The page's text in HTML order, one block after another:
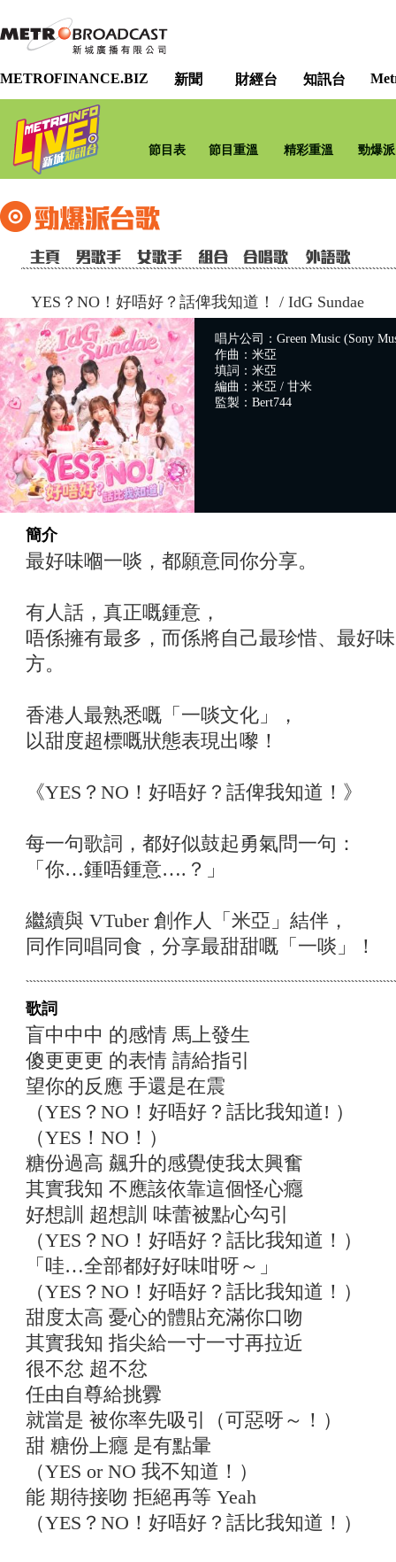
METROFINANCE.BIZ 新聞 財經台 知訊台
節目表 節目重溫 精彩重溫 勁爆
YES？NO！好唔好？話俾我知道！ / IdG Sundae
唱片公司：Green Music (Sony
作曲：米亞
填詞：米亞
編曲：米亞 / 甘米
監製：Bert744
簡介
最好味嗰一啖，都願意同你分享。
有人話，真正嘅鍾意，
唔係擁有最多，而係將自己最珍惜、最好
方。
香港人最熟悉嘅「一啖文化」，
以甜度超標嘅狀態表現出嚟！
《YES？NO！好唔好？話俾我知道！》
每一句歌詞，都好似鼓起勇氣問一句：
「你…鍾唔鍾意….？」
繼續與 VTuber 創作人「米亞」結伴，
同作同唱同食，分享最甜甜嘅「一啖」！
歌詞
盲中中中 的感情 馬上發生
傻更更更 的表情 請給指引
望你的反應 手還是在震
（YES？NO！好唔好？話比我知道! ）
（YES！NO！）
糖份過高 飆升的感覺使我太興奮
其實我知 不應該依靠這個怪心癮
好想訓 超想訓 味蕾被點心勾引
（YES？NO！好唔好？話比我知道！）
「哇…全部都好好味咁呀～」
（YES？NO！好唔好？話比我知道！）
甜度太高 憂心的體貼充滿你口吻
其實我知 指尖給一寸一寸再拉近
很不忿 超不忿
任由自尊給挑釁
就當是 被你率先吸引（可惡呀～！）
甜 糖份上癮 是有點暈
（YES or NO 我不知道！）
能 期待接吻 拒絕再等 Yeah
（YES？NO！好唔好？話比我知道！）